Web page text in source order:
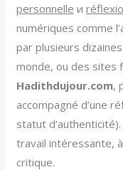
personnelle и
numériques comme
par plusieurs
monde, ou des sites
Hadithdujour.com,
accompagné d’une
statut
travail intéressante,
critique.